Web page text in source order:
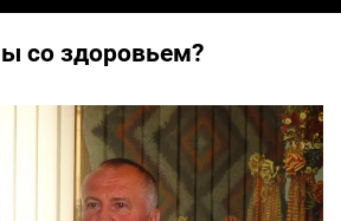
со здоровьем?